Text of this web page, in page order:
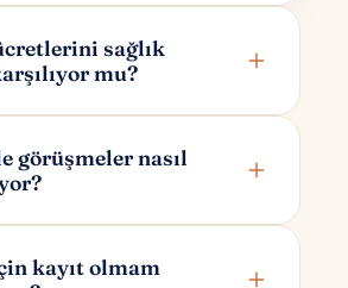
sağlık
mu?
bu nedenle ücretler sağlık
karşılanmamaktadır.
görüşmeler nasıl
Randevunuzu
kayıt olmam